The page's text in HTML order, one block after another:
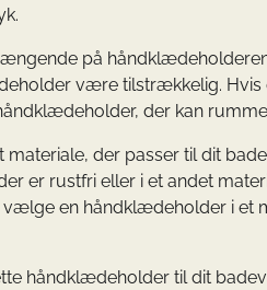
på
være tilstrækkelig.
der kan
der passer til dit
er rustfri eller i et andet
en håndklædeholder i et
håndklædeholder til dit